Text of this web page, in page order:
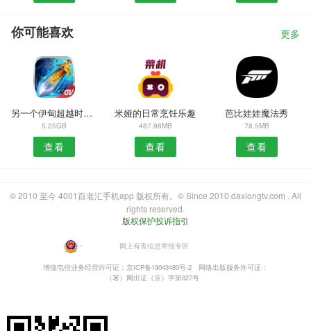
你可能喜欢 更多
另一个伊甸超越时空的猫2.0.705版本
5.25GB
查看
米娅的日常烹饪乐趣
487.98MB
查看
芭比娃娃魔法秀
78.5MB
查看
© 2010 至今 4001百老汇手机app 版权所有。© Since 2010 daxiongtv.com . All
rights reserved.
版权保护投诉指引
・ 网上有害信息举报专区
增值电信业务经营许可证：京ICP备19043480号-2
网络出版服务许可证：
（署）网出证（京）字第827号